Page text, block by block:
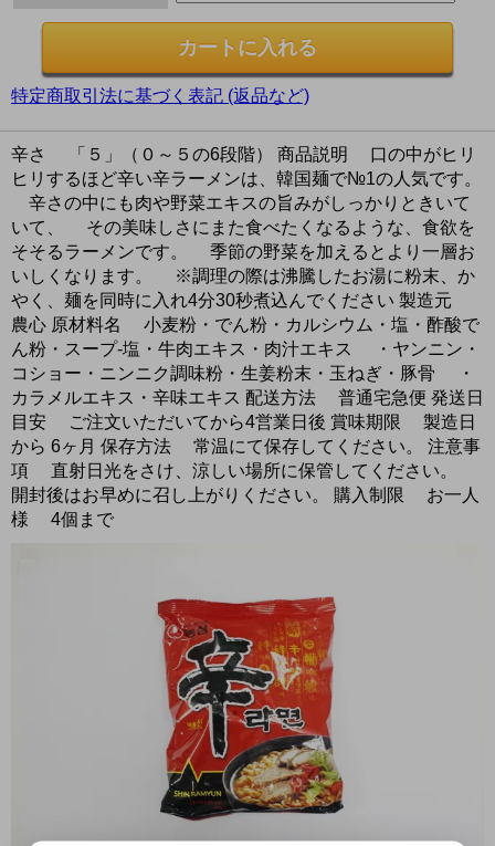
特定商取引法に基づく表記 (返品など)
辛さ 「５」（０～５の6段階） 商品説明 口の中がヒリ
ヒリするほど辛い辛ラーメンは、韓国麺で№1の人気です。
辛さの中にも肉や野菜エキスの旨みがしっかりときいて
いて、 その美味しさにまた食べたくなるような、食欲を
そそるラーメンです。 季節の野菜を加えるとより一層お
いしくなります。 ※調理の際は沸騰したお湯に粉末、か
やく、麺を同時に入れ4分30秒煮込んでください 製造元
農心 原材料名 小麦粉・でん粉・カルシウム・塩・酢酸で
ん粉・スープ-塩・牛肉エキス・肉汁エキス ・ヤンニン・
コショー・ニンニク調味粉・生姜粉末・玉ねぎ・豚骨 ・
カラメルエキス・辛味エキス 配送方法 普通宅急便 発送日
目安 ご注文いただいてから4営業日後 賞味期限 製造日
から 6ヶ月 保存方法 常温にて保存してください。 注意事
項 直射日光をさけ、涼しい場所に保管してください。
開封後はお早めに召し上がりください。 購入制限 お一人
様 4個まで